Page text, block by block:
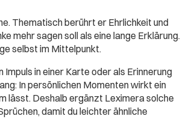
Thematisch berührt er Ehrlichkeit und
mehr sagen soll als eine lange Erklärung.
selbst im Mittelpunkt.
in einer Karte oder als Erinnerung
In persönlichen Momenten wirkt ein
lässt. Deshalb ergänzt Leximera solche
damit du leichter ähnliche